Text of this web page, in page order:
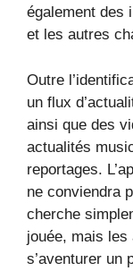
également des
et les autres
Outre
un flux
ainsi que des
actualités
reportages.
ne conviendra
cherche
jouée, mais les
s’aventurer un